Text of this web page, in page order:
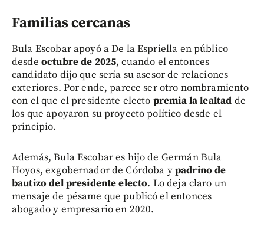
Familias cercanas
Bula Escobar apoyó a De la Espriella en público
desde octubre de 2025, cuando el entonces
candidato dijo que sería su asesor de relaciones
exteriores. Por ende, parece ser otro nombramiento
con el que el presidente electo premia la lealtad de
los que apoyaron su proyecto político desde el
principio.
Además, Bula Escobar es hijo de Germán Bula
Hoyos, exgobernador de Córdoba ypadrino de
bautizo del presidente electo. Lo deja claro un
mensaje de pésame que publicó el entonces
abogado y empresario en 2020.